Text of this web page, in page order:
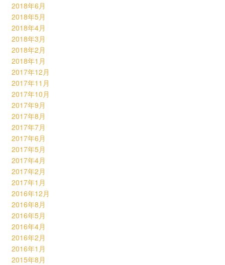
2018年6月
2018年5月
2018年4月
2018年3月
2018年2月
2018年1月
2017年12月
2017年11月
2017年10月
2017年9月
2017年8月
2017年7月
2017年6月
2017年5月
2017年4月
2017年2月
2017年1月
2016年12月
2016年8月
2016年5月
2016年4月
2016年2月
2016年1月
2015年8月